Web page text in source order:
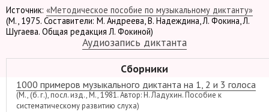
Источник: «Методическое пособие по музыкальному диктанту»
(М., 1975. Составители: М. Андреева, В. Надеждина, Л. Фокина, Л.
Шугаева. Общая редакция Л. Фокиной)
Аудиозапись диктанта
Сборники
1000 примеров музыкального диктанта на 1, 2 и 3 голоса
(М., (б. г.), посл. изд., М., 1981. Автор: Н. Ладухин. Пособие к
систематическому развитию слуха)